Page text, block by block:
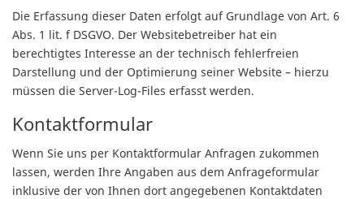
Die Erfassung dieser Daten erfolgt auf Grundlage von Art. 6
Abs. 1 lit. f DSGVO. Der Websitebetreiber hat ein
berechtigtes Interesse an der technisch fehlerfreien
Darstellung und der Optimierung seiner Website – hierzu
müssen die Server-Log-Files erfasst werden.
Kontaktformular
Wenn Sie uns per Kontaktformular Anfragen zukommen
lassen, werden Ihre Angaben aus dem Anfrageformular
inklusive der von Ihnen dort angegebenen Kontaktdaten